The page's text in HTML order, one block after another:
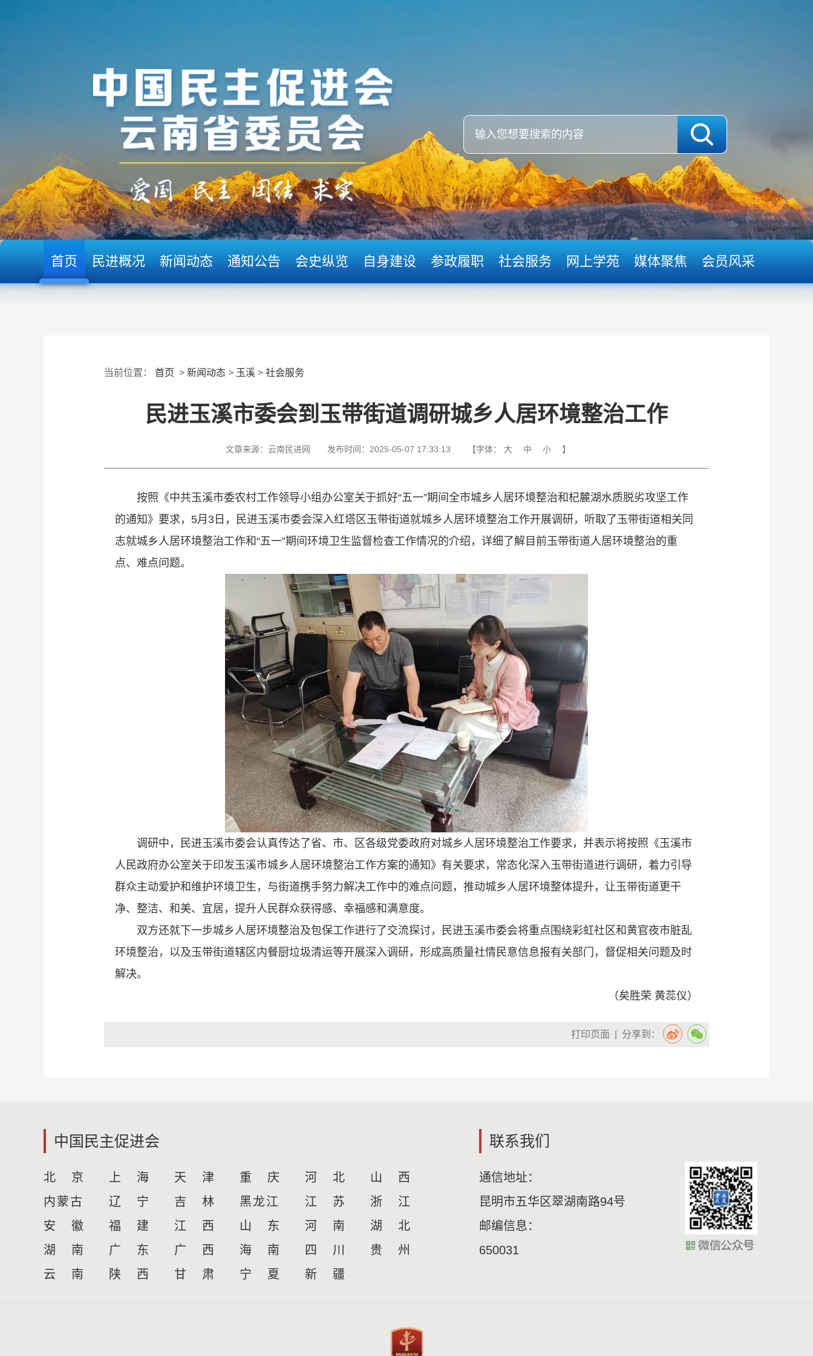
首页 民进概况 新闻动态 通知公告 会史纵览 自身建设 参政履职 社会服务 网上学苑 媒体聚焦 会员风采
当前位置： 首页 > 新闻动态 > 玉溪 > 社会服务
民进玉溪市委会到玉带街道调研城乡人居环境整治工作
文章来源： 云南民进网 发布时间： 2025-05-07 17:33:13 【字体： 大 中 小 】
按照《中共玉溪市委农村工作领导小组办公室关于抓好“五一”期间全市城乡人居环境整治和杞麓湖水质脱劣攻坚工作
的通知》要求，5月3日，民进玉溪市委会深入红塔区玉带街道就城乡人居环境整治工作开展调研，听取了玉带街道相关同
志就城乡人居环境整治工作和“五一”期间环境卫生监督检查工作情况的介绍，详细了解目前玉带街道人居环境整治的重
点、难点问题。
调研中，民进玉溪市委会认真传达了省、市、区各级党委政府对城乡人居环境整治工作要求，并表示将按照《玉溪市
人民政府办公室关于印发玉溪市城乡人居环境整治工作方案的通知》有关要求，常态化深入玉带街道进行调研，着力引导
群众主动爱护和维护环境卫生，与街道携手努力解决工作中的难点问题，推动城乡人居环境整体提升，让玉带街道更干
净、整洁、和美、宜居，提升人民群众获得感、幸福感和满意度。
双方还就下一步城乡人居环境整治及包保工作进行了交流探讨，民进玉溪市委会将重点围绕彩虹社区和黄官夜市脏乱
环境整治，以及玉带街道辖区内餐厨垃圾清运等开展深入调研，形成高质量社情民意信息报有关部门，督促相关问题及时
解决。
（矣胜荣 黄蕊仪）
| 分享到：
打印页面
中国民主促进会
北 京 上 海 天 津 重 庆 河 北
山 西
内蒙古
辽 宁 吉 林 黑龙江 江 苏
浙 江
安 徽
福 建 江 西 山 东 河 南
湖 北
湖 南
广 东 广 西 海 南 四 川
贵 州
云 南
陕 西 甘 肃 宁 夏 新 疆
联系我们
通信地址：
昆明市五华区翠湖南路94号
邮编信息：
650031